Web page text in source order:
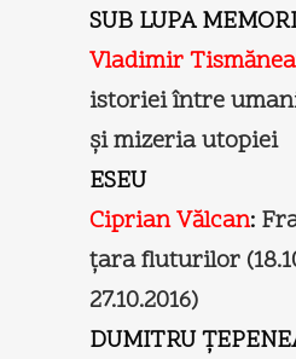
SUB LUPA
Vladimir
istoriei între
și mizeria utopiei
ESEU
Ciprian Vălcan:
țara fluturilor
27.10.2016)
DUMITRU